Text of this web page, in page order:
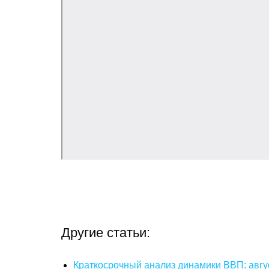
Другие статьи:
Краткосрочный анализ динамики ВВП: